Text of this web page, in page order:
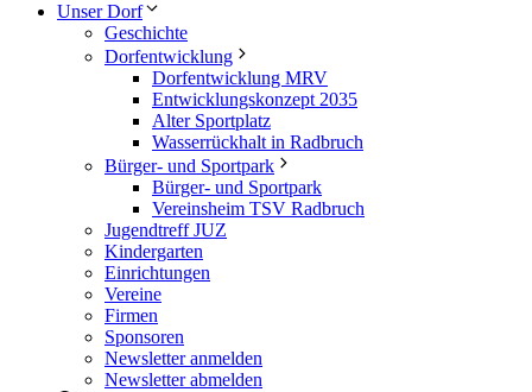
Unser Dorf
Geschichte
Dorfentwicklung
Dorfentwicklung MRV
Entwicklungskonzept 2035
Alter Sportplatz
Wasserrückhalt in Radbruch
Bürger- und Sportpark
Bürger- und Sportpark
Vereinsheim TSV Radbruch
Jugendtreff JUZ
Kindergarten
Einrichtungen
Vereine
Firmen
Sponsoren
Newsletter anmelden
Newsletter abmelden